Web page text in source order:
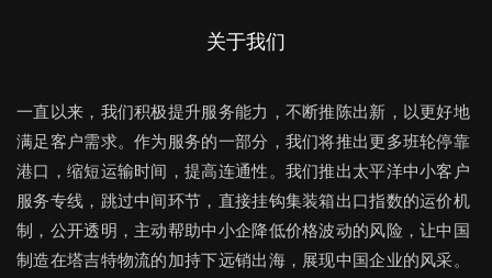
关于我们
一直以来，我们积极提升服务能力，不断推陈出新，以更好地
满足客户需求。作为服务的一部分，我们将推出更多班轮停靠
港口，缩短运输时间，提高连通性。我们推出太平洋中小客户
服务专线，跳过中间环节，直接挂钩集装箱出口指数的运价机
制，公开透明，主动帮助中小企降低价格波动的风险，让中国
制造在塔吉特物流的加持下远销出海，展现中国企业的风采。